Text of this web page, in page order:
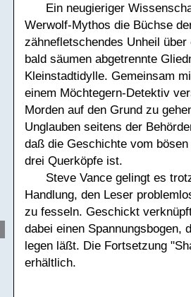
Ein neugieriger
Werwolf-Mythos die Büchse
zähnefletschendes Unheil
bald säumen abgetrennte
Kleinstadtidylle. Gemeinsam
einem Möchtegern-Detektiv
Morden auf den Grund zu
Unglauben seitens der
daß die Geschichte vom
drei Querköpfe ist.
Steve Vance gelingt es
Handlung, den Leser
zu fesseln. Geschickt
dabei einen Spannungsbogen,
legen läßt. Die Fortsetzung
erhältlich.